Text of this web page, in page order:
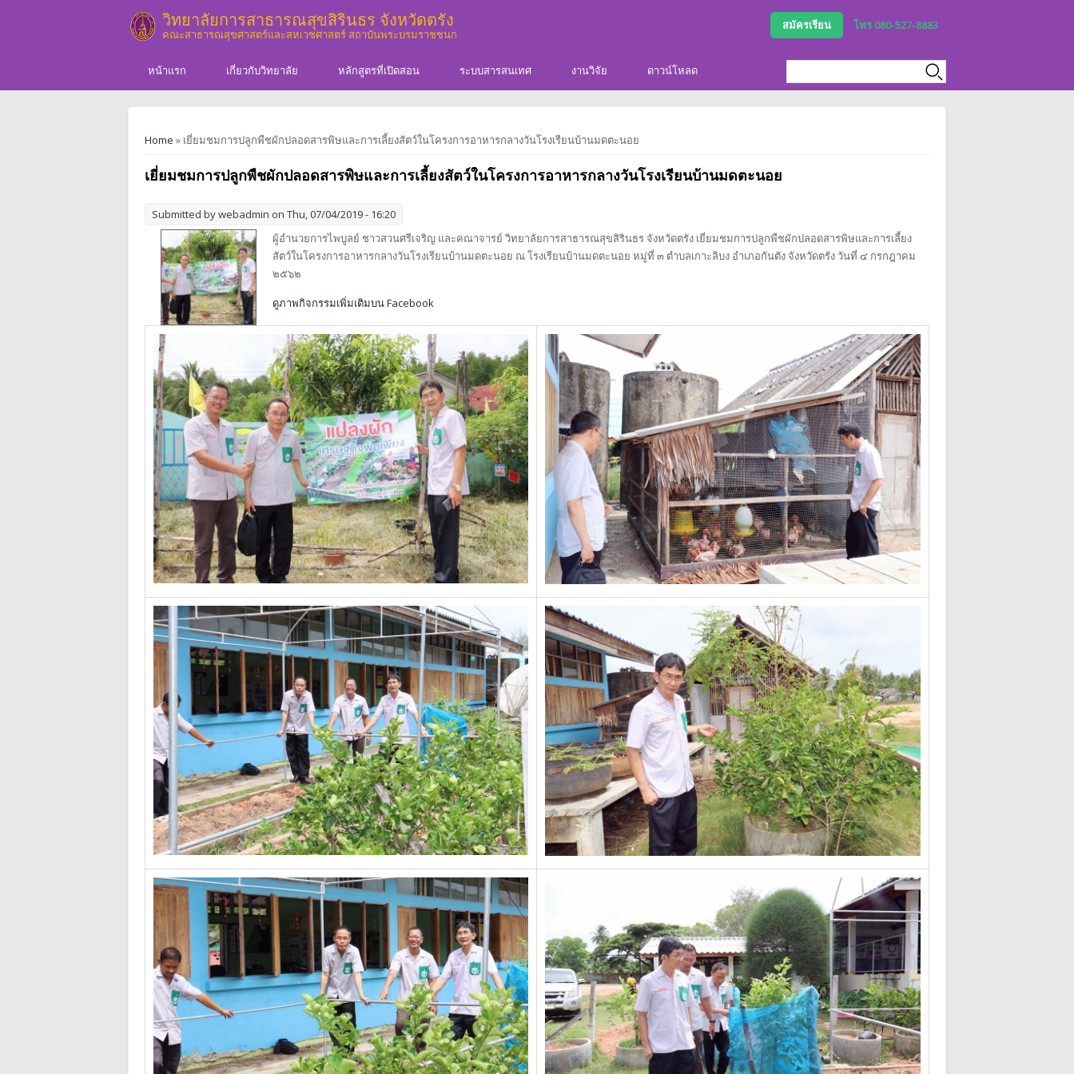
สมัครเรียน
โทร 080-527-8883
วิทยาลัยการสาธารณสุขสิรินธร จังหวัดตรัง
คณะสาธารณสุขศาสตร์และสหเวชศาสตร์ สถาบันพระบรมราชชนก
หน้าแรก เกี่ยวกับวิทยาลัย หลักสูตรที่เปิดสอน ระบบสารสนเทศ งานวิจัย ดาวน์โหลด
You are here
Home » เยี่ยมชมการปลูกพืชผักปลอดสารพิษและการเลี้ยงสัตว์ในโครงการอาหารกลางวันโรงเรียนบ้านมดตะนอย
เยี่ยมชมการปลูกพืชผักปลอดสารพิษและการเลี้ยงสัตว์ในโครงการอาหารกลางวันโรงเรียนบ้านมดตะนอย
Submitted bywebadmin on Thu, 07/04/2019 - 16:20
ผู้อำนวยการไพบูลย์ ชาวสวนศรีเจริญ และคณาจารย์ วิทยาลัยการสาธารณสุขสิรินธร จังหวัดตรัง เยี่ยมชมการปลูกพืชผักปลอดสารพิษและการเลี้ยง
สัตว์ในโครงการอาหารกลางวันโรงเรียนบ้านมดตะนอย ณ โรงเรียนบ้านมดตะนอย หมู่ที่ ๓ ตำบลเกาะลิบง อำเภอกันตัง จังหวัดตรัง วันที่ ๔ กรกฎาคม
๒๕๖๒
ดูภาพกิจกรรมเพิ่มเติมบน Facebook